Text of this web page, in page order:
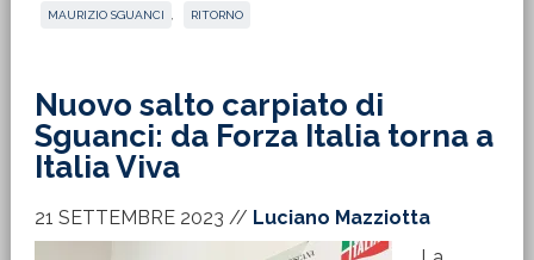
MAURIZIO SGUANCI RITORNO
Nuovo salto carpiato di
Sguanci: da Forza Italia torna a
Italia Viva
21 SETTEMBRE 2023 // Luciano Mazziotta